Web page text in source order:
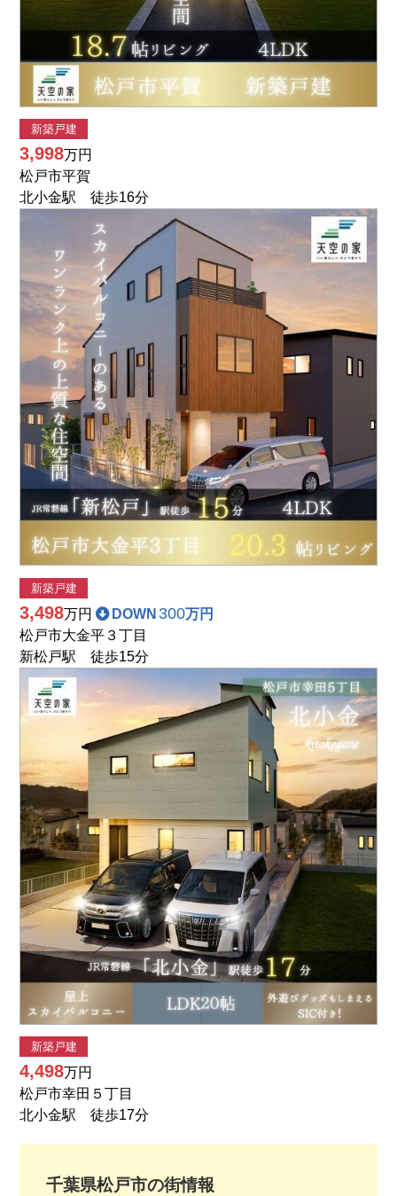
新築戸建
3,998万円
松戸市平賀
北小金駅 徒歩16分
新築戸建
3,498万円 DOWN 300万円
松戸市大金平３丁目
新松戸駅 徒歩15分
新築戸建
4,498万円
松戸市幸田５丁目
北小金駅 徒歩17分
千葉県松戸市の街情報